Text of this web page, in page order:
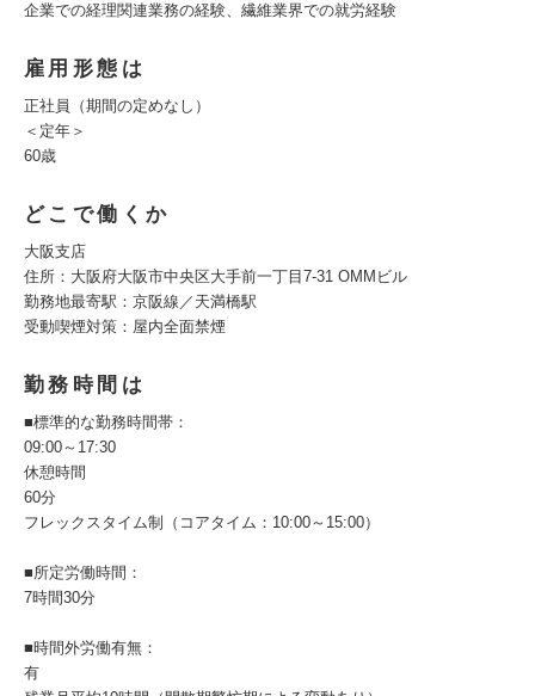
企業での経理関連業務の経験、繊維業界での就労経験
雇用形態は
正社員（期間の定めなし）
＜定年＞
60歳
どこで働くか
大阪支店
住所：大阪府大阪市中央区大手前一丁目7-31 OMMビル
勤務地最寄駅：京阪線／天満橋駅
受動喫煙対策：屋内全面禁煙
勤務時間は
■標準的な勤務時間帯：
09:00～17:30
休憩時間
60分
フレックスタイム制（コアタイム：10:00～15:00）
■所定労働時間：
7時間30分
■時間外労働有無：
有